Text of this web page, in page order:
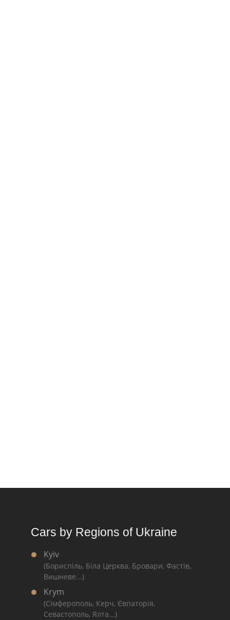
Cars by Regions of Ukraine
Kyiv
(Бориспіль, Біла Церква, Бровари, Фастів,
Вишневе...)
Krym
(Сімферополь, Керч, Євпаторія,
Севастополь, Ялта...)